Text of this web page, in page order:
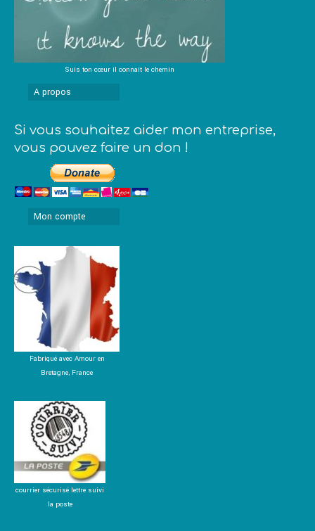
Suis ton cœur il connait le chemin
A propos
Si vous souhaitez aider mon entreprise,
vous pouvez faire un don !
Mon compte
Fabriqué avec Amour en
Bretagne, France
courrier sécurisé lettre suivi
la poste